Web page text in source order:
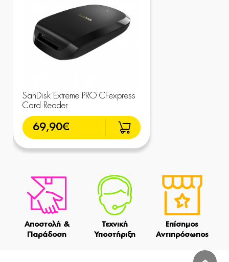
SanDisk Extreme PRO CFexpress
Card Reader
69,90€
Αποστολή &
Παράδοση
Τεχνική
Υποστήριξη
Επίσημος
Αντιπρόσωπος